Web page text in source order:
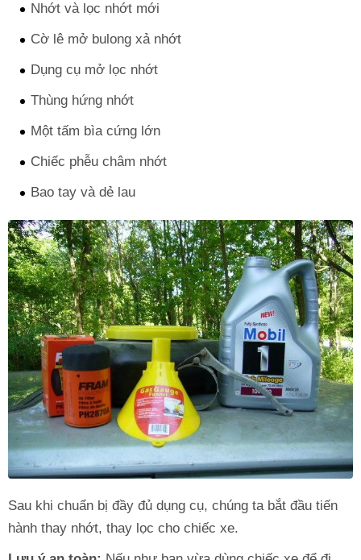
Nhớt và lọc nhớt mới
Cờ lê mở bulong xả nhớt
Dụng cụ mở lọc nhớt
Thùng hứng nhớt
Một tấm bìa cứng lớn
Chiếc phễu châm nhớt
Bao tay và dẻ lau
Sau khi chuẩn bị đầy đủ dụng cụ, chúng ta bắt đầu tiến
hành thay nhớt, thay lọc cho chiếc xe.